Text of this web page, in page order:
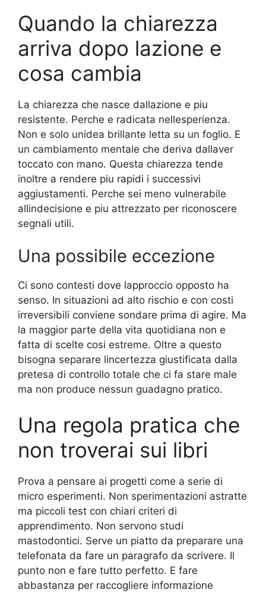
Quando la chiarezza
arriva dopo lazione e
cosa cambia
La chiarezza che nasce dallazione e piu
resistente. Perche e radicata nellesperienza.
Non e solo unidea brillante letta su un foglio. E
un cambiamento mentale che deriva dallaver
toccato con mano. Questa chiarezza tende
inoltre a rendere piu rapidi i successivi
aggiustamenti. Perche sei meno vulnerabile
allindecisione e piu attrezzato per riconoscere
segnali utili.
Una possibile eccezione
Ci sono contesti dove lapproccio opposto ha
senso. In situazioni ad alto rischio e con costi
irreversibili conviene sondare prima di agire. Ma
la maggior parte della vita quotidiana non e
fatta di scelte cosi estreme. Oltre a questo
bisogna separare lincertezza giustificata dalla
pretesa di controllo totale che ci fa stare male
ma non produce nessun guadagno pratico.
Una regola pratica che
non troverai sui libri
Prova a pensare ai progetti come a serie di
micro esperimenti. Non sperimentazioni astratte
ma piccoli test con chiari criteri di
apprendimento. Non servono studi
mastodontici. Serve un piatto da preparare una
telefonata da fare un paragrafo da scrivere. Il
punto non e fare tutto perfetto. E fare
abbastanza per raccogliere informazione